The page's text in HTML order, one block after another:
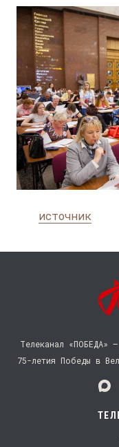
источник
Телеканал «ПОБЕДА»
75-летия Победы в